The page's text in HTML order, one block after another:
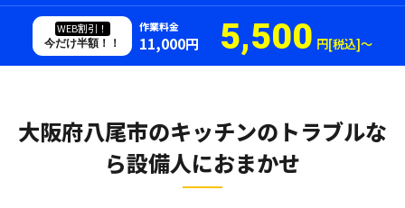
WEB割引！
今だけ半額！！
作業料金
11,000円 5,500 円[税込]〜
大阪府八尾市のキッチンのトラブルな
ら設備人におまかせ